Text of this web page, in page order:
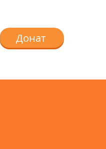
Донат